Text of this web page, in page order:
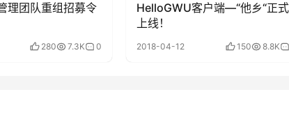
理团队重组招募令
280 7.3K 0
HelloGWU客户端—“他乡“正式
上线！
2018-04-12 150 8.8K